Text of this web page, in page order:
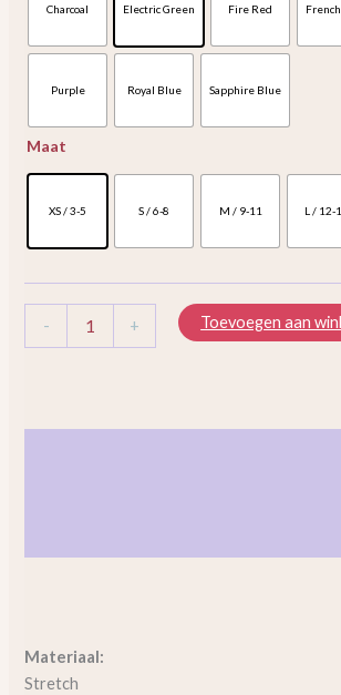
Charcoal Electric Green Fire Red
Purple Royal Blue Sapphire Blue
Maat
XS / 3-5 S / 6-8 M / 9-11 L / 12-
- + Toevoegen aan
Materiaal:
Stretch